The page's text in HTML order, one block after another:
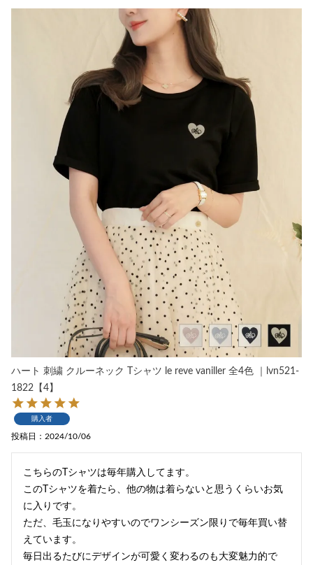
ハート 刺繍 クルーネック Tシャツ le reve vaniller 全4色 ｜lvn521-
1822【4】
購入者
投稿日 2024/10/06
こちらのTシャツは毎年購入してます。
このTシャツを着たら、他の物は着らないと思うくらいお気
に入りです。
ただ、毛玉になりやすいのでワンシーズン限りで毎年買い替
えています。
毎日出るたびにデザインが可愛く変わるのも大変魅力的で